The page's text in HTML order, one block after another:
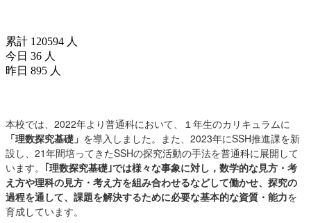
累計 120594 人
今日 36 人
昨日 895 人
本校では、2022年より普通科において、１年生のカリキュラムに
「理数探究基礎」 を導入しました。また、2023年にSSH推進課を新
設し、21年間培ってきたSSHの探究活動の手法を普通科に展開して
います。 ｢理数探究基礎｣では様々な事象に対し，数学的な見方・考
え方や理科の見方・考え方を組み合わせるなどして働かせ、探究の
過程を通して、課題を解決するために必要な基本的な資質・能力を
育成しています。